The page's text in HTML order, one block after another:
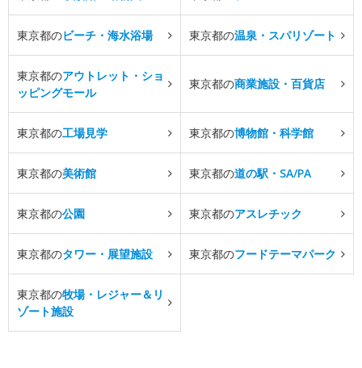
東京都のビーチ・海水浴場 東京都の温泉・スパリゾート
東京都のアウトレット・ショ
ッピングモール
東京都の商業施設・百貨店
東京都の工場見学 東京都の博物館・科学館
東京都の美術館 東京都の道の駅・SA/PA
東京都の公園 東京都のアスレチック
東京都のタワー・展望施設 東京都のフードテーマパーク
東京都の牧場・レジャー＆リ
ゾート施設